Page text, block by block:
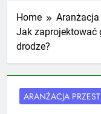
Home
Jak zaprojektować
drodze?
ARANŻACJA